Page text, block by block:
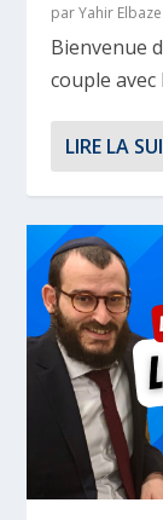
parYahir Elbaze
Bienvenue
couple avec
LIRE LA